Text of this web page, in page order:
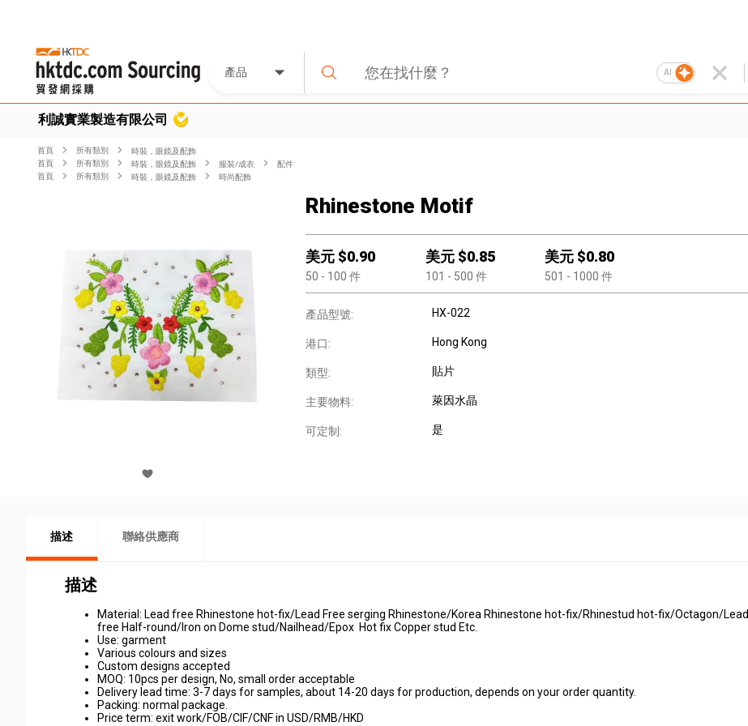
產品 AI
利誠實業製造有限公司
首頁 所有類別
時裝，眼鏡及配飾
首頁
所有類別 時裝，眼鏡及配飾 服裝/成衣
配件
首頁
所有類別 時裝，眼鏡及配飾 時尚配飾
Rhinestone Motif
美元 $0.90
50 - 100 件
美元 $0.85
101 - 500 件
美元 $0.80
501 - 1000 件
產品型號: HX-022
港口: Hong Kong
類型: 貼片
主要物料: 萊因水晶
可定制: 是
描述 聯絡供應商
描述
Material: Lead free Rhinestone hot-fix/Lead Free serging Rhinestone/Korea Rhinestone hot-fix/Rhinestud hot-fix/Octagon/Lead
free Half-round/Iron on Dome stud/Nailhead/Epox Hot fix Copper stud Etc.
Use: garment
Various colours and sizes
Custom designs accepted
MOQ: 10pcs per design, No, small order acceptable
Delivery lead time: 3-7 days for samples, about 14-20 days for production, depends on your order quantity.
Packing: normal package.
Price term: exit work/FOB/CIF/CNF in USD/RMB/HKD